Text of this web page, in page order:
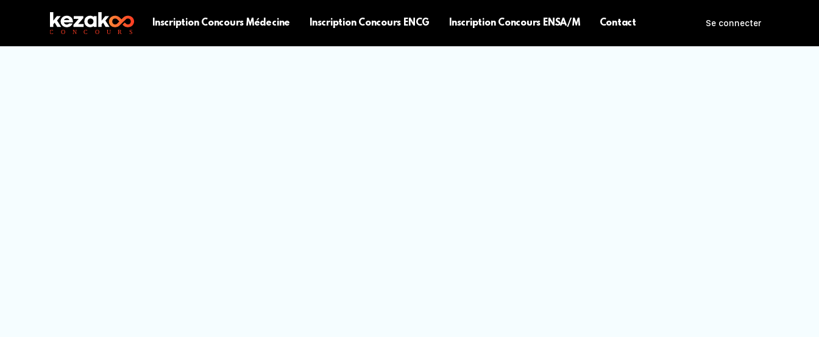
Inscription Concours Médecine Inscription Concours ENCG Inscription Concours ENSA/M Contact Se connecter